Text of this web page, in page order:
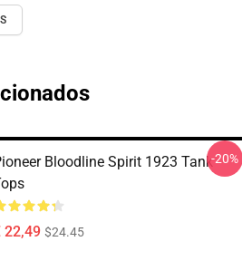
Bloodline Spirit 1923 Tank
22,49 $24.45
-20%